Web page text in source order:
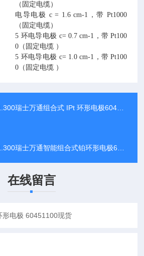
（固定电缆）
电导电极 c = 1.6 cm-1，带 Pt1000
（固定电缆）
5 环电导电极 c= 0.7 cm-1，带 Pt100
0（固定电缆 ）
5 环电导电极 c= 1.0 cm-1，带 Pt100
0（固定电缆 ）
瑞士万通组合式 IPt 环形电极60451300现货
瑞士万通智能组合式铂环形电极60471300现货
在线留言